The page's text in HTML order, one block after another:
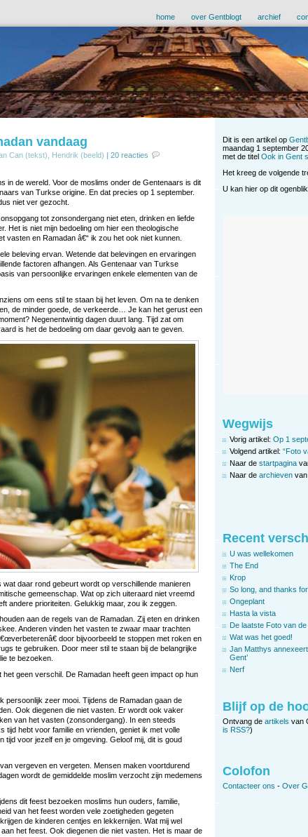
home over Gentblogt archief
vandaag
Can (tekst), Hendrik (beeld) | 20 reacties
in de wereld. Voor de moslims onder de Gentenaars is dit
van Turkse origine. En dat precies op 1 september.
niet ver gezocht.
tot zonsondergang niet eten, drinken en liefde
Het is niet mijn bedoeling om hier een theologische
vasten en Ramadan â€“ ik zou het ook niet kunnen.
beleving ervan. Wetende dat belevingen en ervaringen
factoren afhangen. Als Gentenaar van Turkse
van persoonlijke ervaringen enkele elementen van de
om eens stil te staan bij het leven. Om na te denken
de minder goede, de verkeerde… Je kan het gerust een
Negenentwintig dagen duurt lang. Tijd zat om
is het de bedoeling om daar gevolg aan te geven.
daar rond gebeurt wordt op verschillende manieren
gemeenschap. Wat op zich uiteraard niet vreemd
andere prioriteiten. Gelukkig maar, zou ik zeggen.
aan de regels van de Ramadan. Zij eten en drinken
Anderen vinden het vasten te zwaar maar trachten
door bijvoorbeeld te stoppen met roken en
te gebruiken. Door meer stil te staan bij de belangrijke
te bezoeken.
geen verschil. De Ramadan heeft geen impact op hun
persoonlijk zeer mooi. Tijdens de Ramadan gaan de
Ook diegenen die niet vasten. Er wordt ook vaker
van het vasten (zonsondergang). In een steeds
tijd hebt voor familie en vrienden, geniet ik met volle
tijd voor jezelf en je omgeving. Geloof mij, dit is goud
vergeven en vergeten. Mensen maken voortdurend
wordt de gemiddelde moslim verzocht zijn medemens
dit feest bezoeken moslims hun ouders, familie,
van het feest worden vele zoetigheden gegeten
de kinderen centjes en lekkernijen. Wat mij wel
het feest. Ook diegenen die niet vasten. Het is maar de
Dit is een artikel op
maandag 1 september
met de titel Ook in Gent
Het kreeg de volgende
U kan hier op dit
Wegwijs
Vorig artikel: Op 1
Volgend artikel: “Foto
Naar de startpagina
Naar de archieven
Recent
U was wellekomen
The End
Krop
So long, and thanks
Ongeplant
Hasta la vista
De laatste Foto van de
Wat was het goed!
Jan Matthys
Gent’
Nerf
Blijf op de
Ontvang de artikels van
is RSS?)
Colofon
Contacteer ons - Over